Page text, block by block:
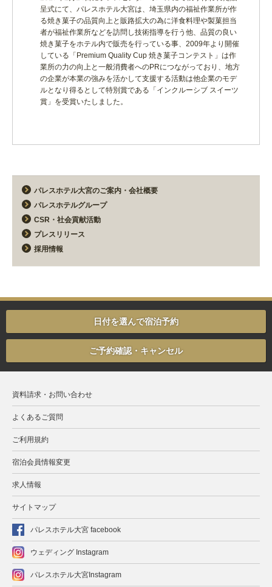
呈式にて、パレスホテル大宮は、埼玉県内の福祉作業所が作
る焼き菓子の品質向上と販路拡大の為に洋食料理や製菓担当
者が福祉作業所などを訪問し技術指導を行う他、品質の良い
焼き菓子をホテル内で販売を行っている事、2009年より開催
している「Premium Quality Cup 焼き菓子コンテスト」は作
業所の力の向上と一般消費者へのPRにつながっており、地方
の企業が本業の強みを活かして支援する活動は他企業のモデ
ルとなり得るとして特別賞である「インクルーシブ スイーツ
賞」を受賞いたしました。
パレスホテル大宮のご案内・会社概要
パレスホテルグループ
CSR・社会貢献活動
プレスリリース
採用情報
日付を選んで宿泊予約
ご予約確認・キャンセル
資料請求・お問い合わせ
よくあるご質問
ご利用規約
宿泊会員情報変更
求人情報
サイトマップ
パレスホテル大宮 facebook
ウェディング Instagram
パレスホテル大宮Instagram